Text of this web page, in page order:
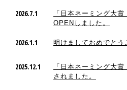
2026.7.1
「日本ネーミング大
OPENしました。
2026.1.1 明けましておめでとう
2025.12.1
「日本ネーミング大
されました。